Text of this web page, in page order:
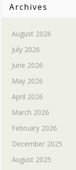
Archives
August 2026
July 2026
June 2026
May 2026
April 2026
March 2026
February 2026
December 2025
August 2025